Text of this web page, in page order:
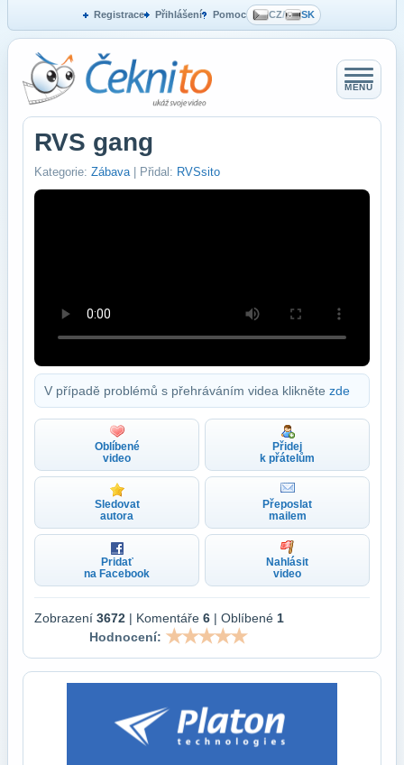
Registrace Přihlášení Pomoc CZ/ SK
MENU
RVS gang
Kategorie: Zábava | Přidal: RVSsito
V případě problémů s přehráváním videa klikněte zde
Oblíbené
video
Přidej
k přátelům
Sledovat
autora
Přeposlat
mailem
Pridať
na Facebook
Nahlásit
video
Zobrazení 3672 | Komentáře 6 | Oblíbené 1
Hodnocení: